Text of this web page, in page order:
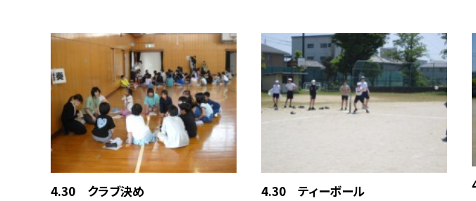
4.30 クラブ決め 4.30 ティーボール